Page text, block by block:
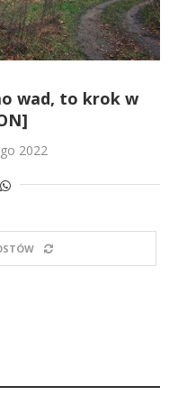
wad, to krok w
2022